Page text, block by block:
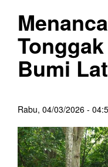
Bumi
Rabu, 04/03/2026 -